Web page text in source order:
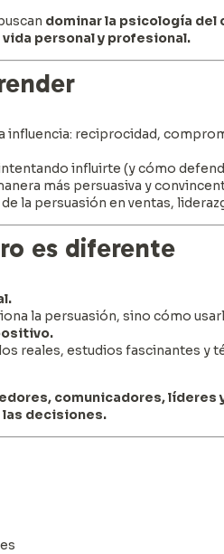
dominar la psicología del
personal y profesional.
influencia: reciprocidad,
influirte (y cómo
más persuasiva y
la persuasión en ventas,
es diferente
la persuasión, sino cómo
reales, estudios fascinantes y
comunicadores, líderes
decisiones.